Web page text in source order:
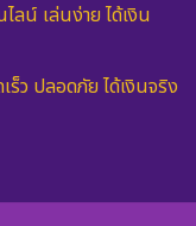
น์ เล่นง่าย ได้เงิน
ว ปลอดภัย ได้เงินจริง